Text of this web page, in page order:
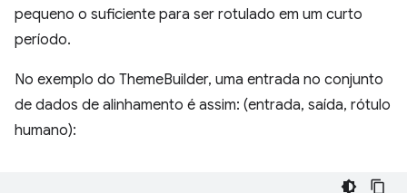
pequeno o suficiente para ser rotulado em um curto
período.
No exemplo do ThemeBuilder, uma entrada no conjunto
de dados de alinhamento é assim: (entrada, saída, rótulo
humano):